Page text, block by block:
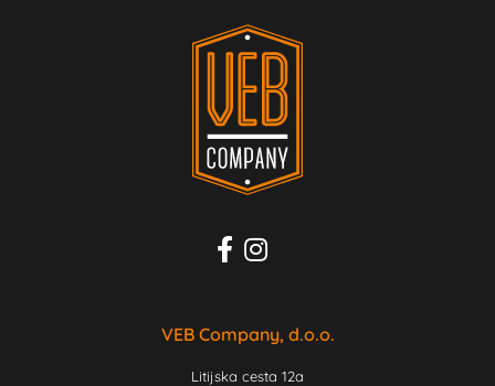
VEB Company, d.o.o.
Litijska cesta 12a